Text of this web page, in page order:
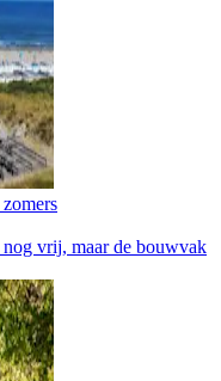
vrij, maar de bouwvak